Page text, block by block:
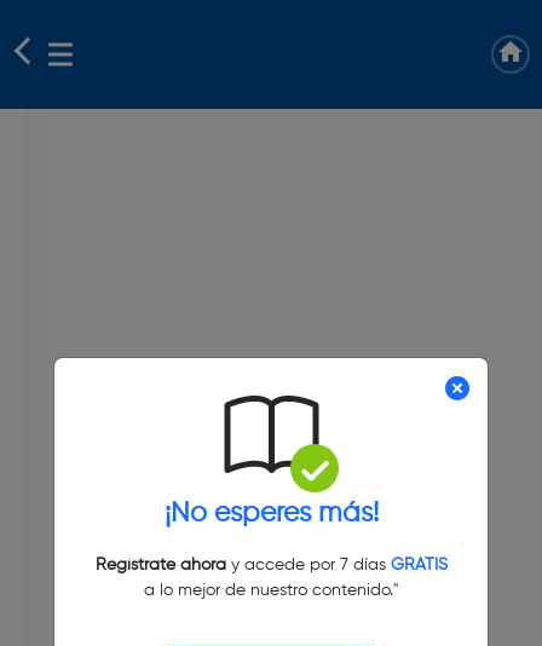
¡No esperes más!
Regístrate ahoray accede por 7 días GRATIS
a lo mejor de nuestro contenido."